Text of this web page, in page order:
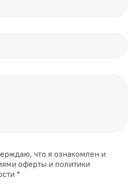
что я ознакомлен и
оферты и политики
*